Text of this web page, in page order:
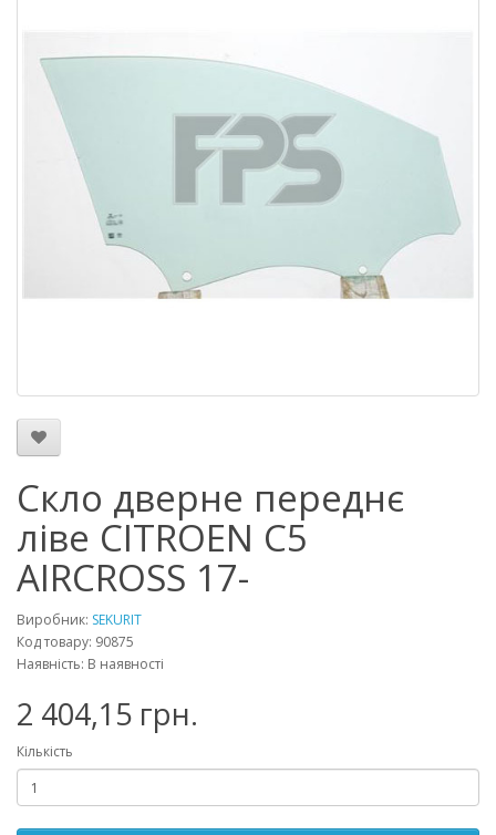
Скло дверне переднє
ліве CITROEN C5
AIRCROSS 17-
Виробник: SEKURIT
Код товару: 90875
Наявність: В наявності
2 404,15 грн.
Кількість